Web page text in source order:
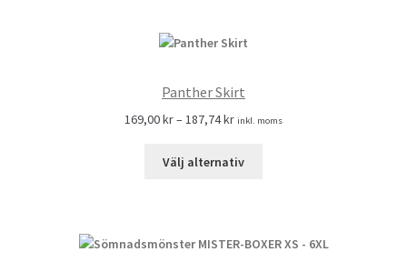
Panther Skirt
169,00kr–187,74kr inkl. moms
Välj alternativ